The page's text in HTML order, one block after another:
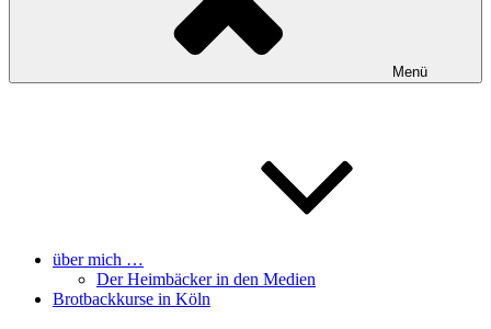
Menü
über mich …
Der Heimbäcker in den Medien
Brotbackkurse in Köln